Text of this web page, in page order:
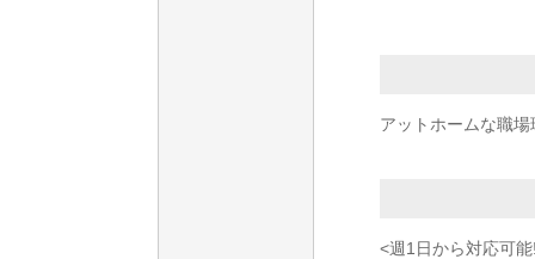
アットホームな職
<週1日から対応可